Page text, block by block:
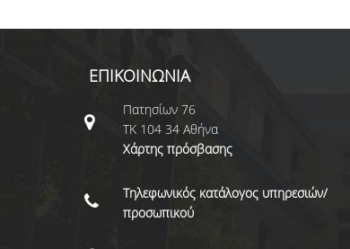
ΕΠΙΚΟΙΝΩΝΙΑ
Πατησίων 76
ΤΚ 104 34 Αθήνα
Χάρτης πρόσβασης
Τηλεφωνικός κατάλογος υπηρεσιών/
προσωπικού